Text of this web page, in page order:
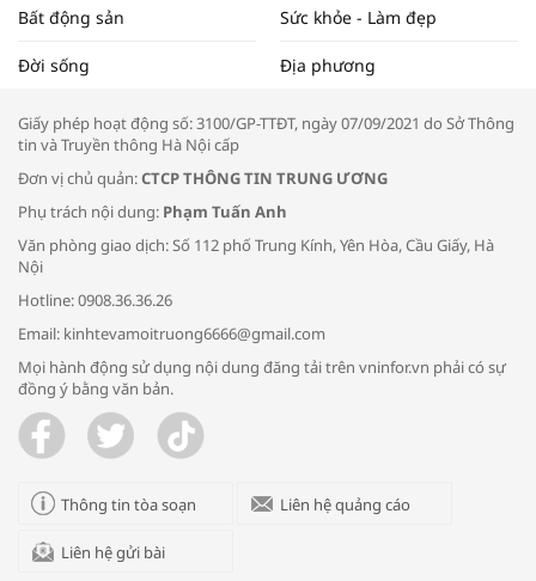
Tọa đàm “Xúc tiến thương mại: Khơi
Bác sĩ tư vấn cách phòng tránh bệnh
Trao yêu thương cho em
Bất động sản Sức khỏe - Làm đẹp
Đời sống Địa phương
Giấy phép hoạt động số: 3100/GP-TTĐT, ngày 07/09/2021 do Sở Thông
tin và Truyền thông Hà Nội cấp
Đơn vị chủ quản:CTCP THÔNG TIN TRUNG ƯƠNG
Phụ trách nội dung: Phạm Tuấn Anh
Văn phòng giao dịch: Số 112 phố Trung Kính, Yên Hòa, Cầu Giấy, Hà
Nội
Hotline: 0908.36.36.26
Email: kinhtevamoitruong6666@gmail.com
Mọi hành động sử dụng nội dung đăng tải trên vninfor.vn phải có sự
đồng ý bằng văn bản.
Thông tin tòa soạn Liên hệ quảng cáo
Liên hệ gửi bài